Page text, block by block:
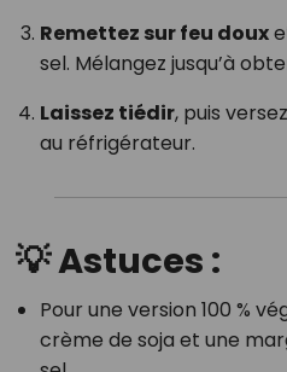
Remettez sur feu doux
sel. Mélangez jusqu’à
Laissez tiédir, puis
au réfrigérateur.
💡 Astuces :
Pour une version 100 %
crème de soja et une